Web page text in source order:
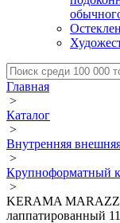
Главная
>
Каталог
>
Внутренняя
>
Крупноформатный
>
KERAMA MARAZZI
лаппатированный